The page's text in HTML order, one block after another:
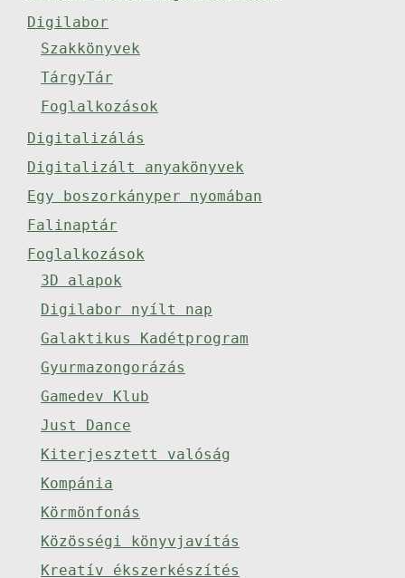
Digilabor
Szakkönyvek
TárgyTár
Foglalkozások
Digitalizálás
Digitalizált anyakönyvek
Egy boszorkányper nyomában
Falinaptár
Foglalkozások
3D alapok
Digilabor nyílt nap
Galaktikus Kadétprogram
Gyurmazongorázás
Gamedev Klub
Just Dance
Kiterjesztett valóság
Kompánia
Körmönfonás
Közösségi könyvjavítás
Kreatív ékszerkészítés